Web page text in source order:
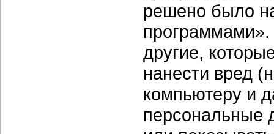
решено было
другие,
нанести вред
компьютеру и
персональные